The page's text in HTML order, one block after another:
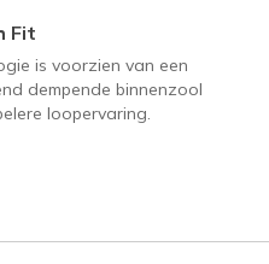
Fit
is voorzien van een
dempende binnenzool
loopervaring.